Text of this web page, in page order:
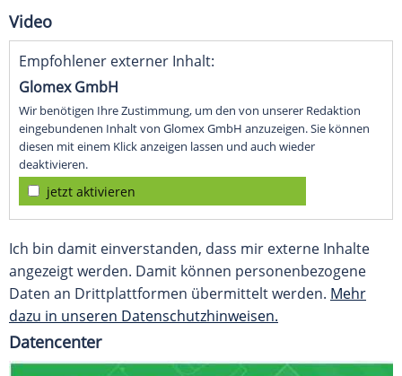
Video
Empfohlener externer Inhalt:
Glomex GmbH
Wir benötigen Ihre Zustimmung, um den von unserer Redaktion
eingebundenen Inhalt von Glomex GmbH anzuzeigen. Sie können
diesen mit einem Klick anzeigen lassen und auch wieder
deaktivieren.
jetzt aktivieren
Ich bin damit einverstanden, dass mir externe Inhalte
angezeigt werden. Damit können personenbezogene
Daten an Drittplattformen übermittelt werden. Mehr
dazu in unseren Datenschutzhinweisen.
Datencenter